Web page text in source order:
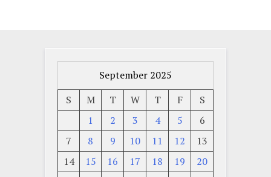
September 2025
S
M T W T F
S
1
2 3 4 5
6
7
8 9 10 11 12
13
14
15 16 17 18 19
20